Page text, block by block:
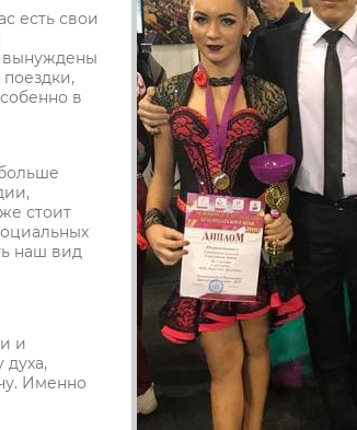
есть свои
вынуждены
в
стоит
наш вид
и
Именно